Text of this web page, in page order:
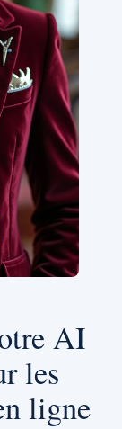
AI
les
ligne